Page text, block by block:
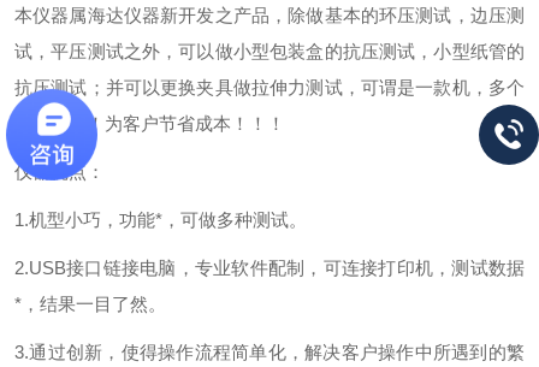
本仪器属海达仪器新开发之产品，除做基本的环压测试，边压测
试，平压测试之外，可以做小型包装盒的抗压测试，小型纸管的
抗压测试；并可以更换夹具做拉伸力测试，可谓是一款机，多个
测试结果！为客户节省成本！！！
仪器优点：
1.机型小巧，功能*，可做多种测试。
2.USB接口链接电脑，专业软件配制，可连接打印机，测试数据
*，结果一目了然。
3.通过创新，使得操作流程简单化，解决客户操作中所遇到的繁